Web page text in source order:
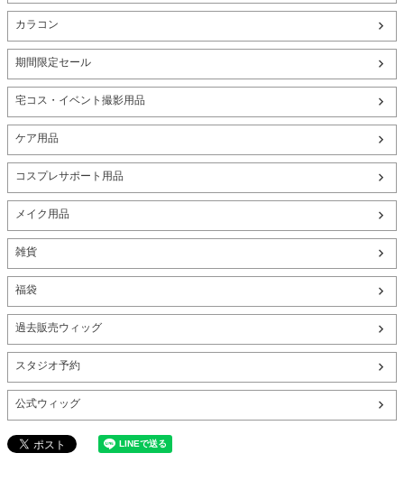
カラコン
期間限定セール
宅コス・イベント撮影用品
ケア用品
コスプレサポート用品
メイク用品
雑貨
福袋
過去販売ウィッグ
スタジオ予約
公式ウィッグ